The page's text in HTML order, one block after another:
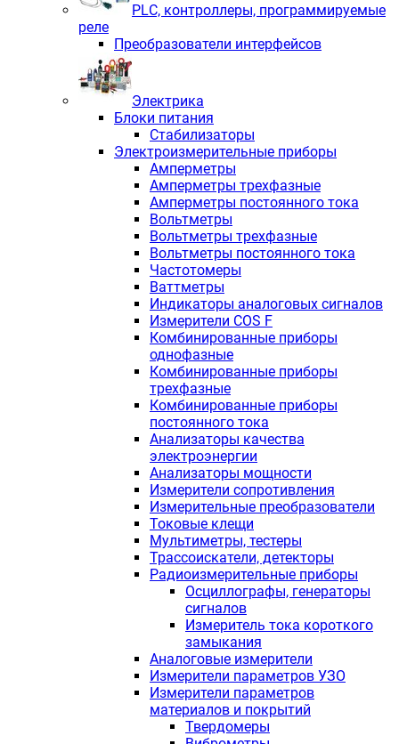
PLС, контроллеры, программируемые
реле
Преобразователи интерфейсов
Электрика
Блоки питания
Стабилизаторы
Электроизмерительные приборы
Амперметры
Амперметры трехфазные
Амперметры постоянного тока
Вольтметры
Вольтметры трехфазные
Вольтметры постоянного тока
Частотомеры
Ваттметры
Индикаторы аналоговых сигналов
Измерители COS F
Комбинированные приборы
однофазные
Комбинированные приборы
трехфазные
Комбинированные приборы
постоянного тока
Анализаторы качества
электроэнергии
Анализаторы мощности
Измерители сопротивления
Измерительные преобразователи
Токовые клещи
Мультиметры, тестеры
Трассоискатели, детекторы
Радиоизмерительные приборы
Осциллографы, генераторы
сигналов
Измеритель тока короткого
замыкания
Аналоговые измерители
Измерители параметров УЗО
Измерители параметров
материалов и покрытий
Твердомеры